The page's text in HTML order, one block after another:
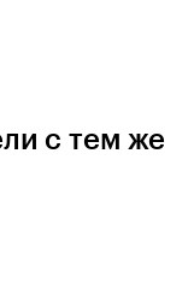
с тем же